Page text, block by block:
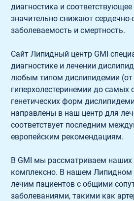
диагностика и соответствующее
значительно снижают
заболеваемость и смертность.
Сайт Липидный центр GMI
диагностике и лечении
любым типом дислипидемии (от
гиперхолестеринемии до самых
генетических форм
направлены в наш центр для
соответствует последним
европейским рекомендациям.
В GMI мы рассматриваем наших
комплексно. В нашем Липидном
лечим пациентов с общими
заболеваниями, такими как